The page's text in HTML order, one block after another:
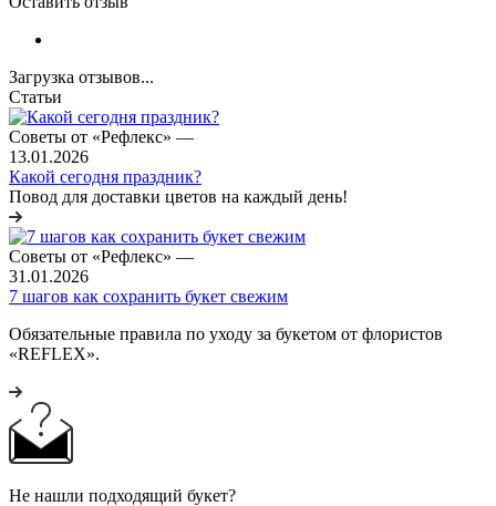
Загрузка отзывов...
Статьи
Советы от «Рефлекс» —
13.01.2026
Какой сегодня праздник?
Повод для доставки цветов на каждый день!
Советы от «Рефлекс» —
31.01.2026
7 шагов как сохранить букет свежим
Обязательные правила по уходу за букетом от флористов
«REFLEX».
Не нашли подходящий букет?